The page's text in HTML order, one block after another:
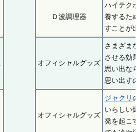
Ｄ波調理器
ハイテク
養するた
すことが
オフィシャルグッズ
さまざま
させる効
思い出な
思い出す
オフィシャルグッズ
ジャクリ
いらしい
発を起こ